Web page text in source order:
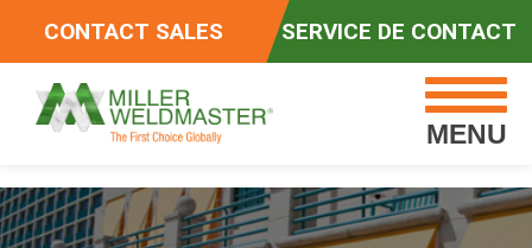
CONTACT SALES SERVICE DE CONTACT
MENU